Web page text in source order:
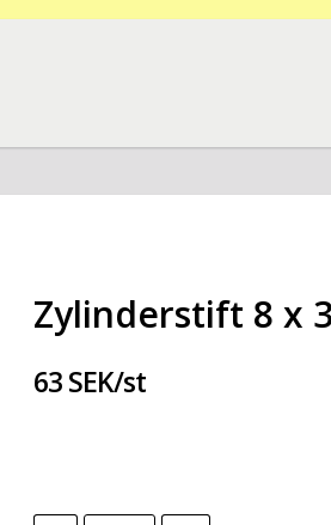
Zylinderstift 8 x
63 SEK/st